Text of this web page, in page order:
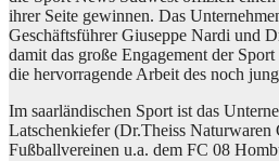
ihrer Seite gewinnen. Das
Geschäftsführer Giuseppe Nardi und
damit das große Engagement der
die hervorragende Arbeit des noch
Im saarländischen Sport ist das
Latschenkiefer (Dr.Theiss Naturwaren
Fußballvereinen u.a. dem FC 08